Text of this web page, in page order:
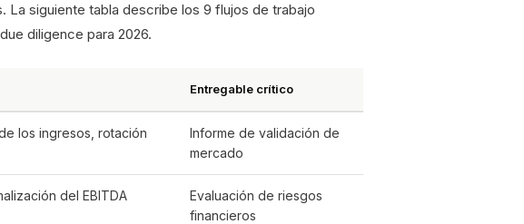
siguiente tabla describe los 9 flujos de trabajo
diligence para 2026.
Entregable crítico
los ingresos, rotación
Informe de validación de
mercado
del EBITDA
Evaluación de riesgos
financieros